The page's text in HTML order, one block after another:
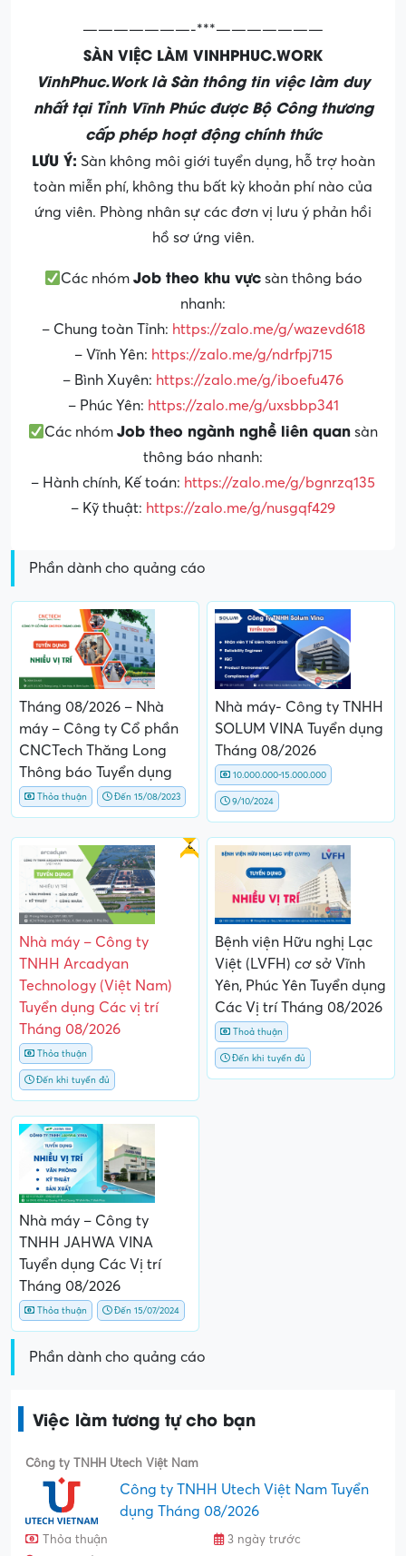
———————-***———————
SÀN VIỆC LÀM VINHPHUC.WORK
VinhPhuc.Work là Sàn thông tin việc làm duy
nhất tại Tỉnh Vĩnh Phúc được Bộ Công thương
cấp phép hoạt động chính thức
LƯU Ý: Sàn không môi giới tuyển dụng, hỗ trợ hoàn
toàn miễn phí, không thu bất kỳ khoản phí nào của
ứng viên. Phòng nhân sự các đơn vị lưu ý phản hồi
hồ sơ ứng viên.
Các nhóm Job theo khu vựcsàn thông báo
nhanh:
– Chung toàn Tỉnh: https://zalo.me/g/wazevd618
– Vĩnh Yên: https://zalo.me/g/ndrfpj715
– Bình Xuyên: https://zalo.me/g/iboefu476
– Phúc Yên: https://zalo.me/g/uxsbbp341
Các nhómJob theo ngành nghề liên quan sàn
thông báo nhanh:
– Hành chính, Kế toán: https://zalo.me/g/bgnrzq135
– Kỹ thuật: https://zalo.me/g/nusgqf429
Phần dành cho quảng cáo
Tháng 08/2026 – Nhà
máy – Công ty Cổ phần
CNCTech Thăng Long
Thông báo Tuyển dụng
Thỏa thuận Đến 15/08/2023
Nhà máy- Công ty TNHH
SOLUM VINA Tuyển dụng
Tháng 08/2026
10.000.000-15.000.000
9/10/2024
Gấp
Nhà máy – Công ty
TNHH Arcadyan
Technology (Việt Nam)
Tuyển dụng Các vị trí
Tháng 08/2026
Thỏa thuận
Đến khi tuyển đủ
Bệnh viện Hữu nghị Lạc
Việt (LVFH) cơ sở Vĩnh
Yên, Phúc Yên Tuyển dụng
Các Vị trí Tháng 08/2026
Thoả thuận
Đến khi tuyển đủ
Nhà máy – Công ty
TNHH JAHWA VINA
Tuyển dụng Các Vị trí
Tháng 08/2026
Thỏa thuận Đến 15/07/2024
Phần dành cho quảng cáo
Việc làm tương tự cho bạn
Công ty TNHH Utech Việt Nam
Công ty TNHH Utech Việt Nam Tuyển
dụng Tháng 08/2026
Thỏa thuận
3 ngày trước